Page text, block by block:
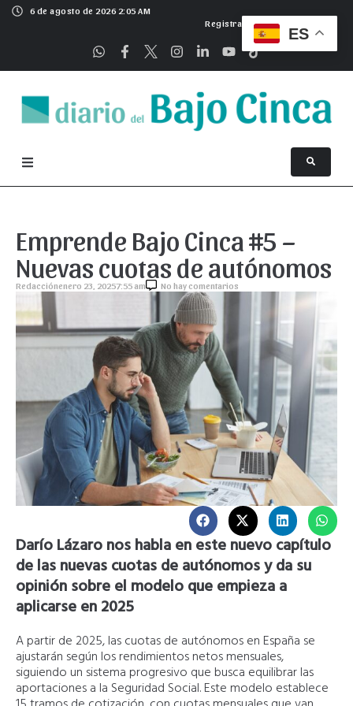
6 de agosto de 2026 2:05 AM
Registrarse
Emprende Bajo Cinca #5 –
Nuevas cuotas de autónomos
Redacciónenero 23, 20257:55 am No hay comentarios
Darío Lázaro nos habla en este nuevo capítulo
de las nuevas cuotas de autónomos y da su
opinión sobre el modelo que empieza a
aplicarse en 2025
A partir de 2025, las cuotas de autónomos en España se
ajustarán según los rendimientos netos mensuales,
siguiendo un sistema progresivo que busca equilibrar las
aportaciones a la Seguridad Social. Este modelo establece
ES